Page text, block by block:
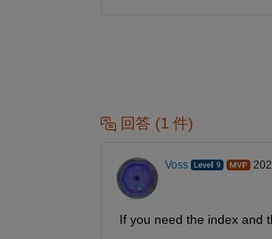
回答 (1 件)
Voss
If you need the index and